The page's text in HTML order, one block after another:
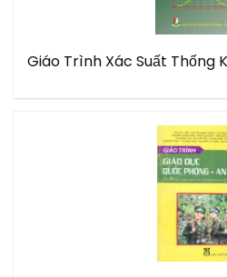
Giáo Trình Xác Suất Thống